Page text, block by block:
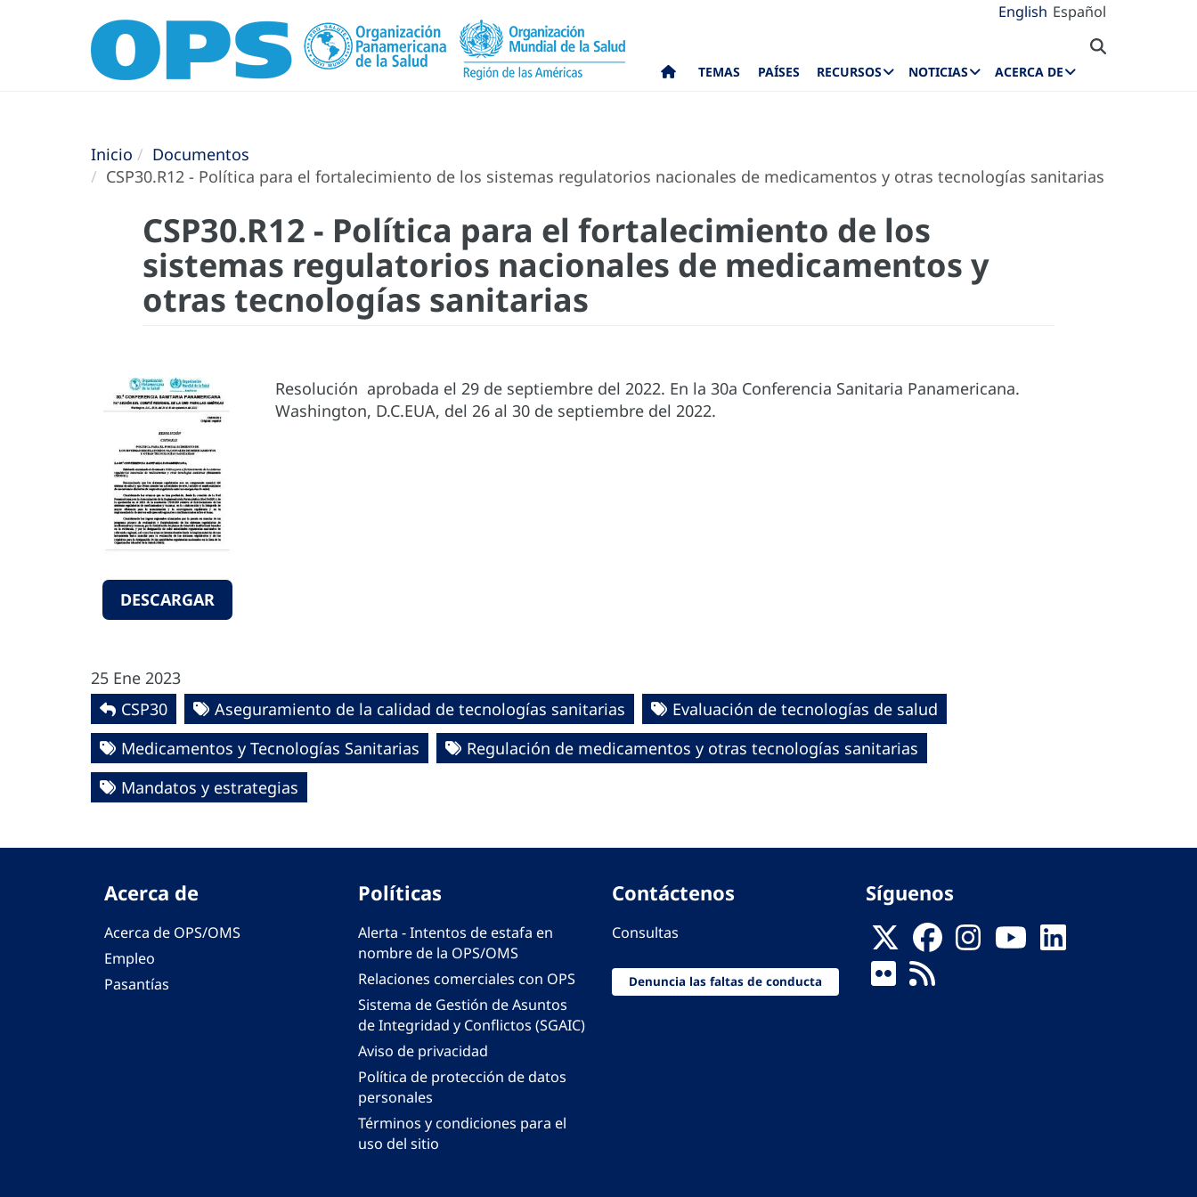
English Español
TEMAS PAÍSES RECURSOS NOTICIAS ACERCA DE
Inicio
Documentos
CSP30.R12 - Política para el fortalecimiento de los sistemas regulatorios nacionales de medicamentos y otras tecnologías sanitarias
CSP30.R12 - Política para el fortalecimiento de los
sistemas regulatorios nacionales de medicamentos y
otras tecnologías sanitarias
DESCARGAR
Resolución aprobada el 29 de septiembre del 2022. En la 30a Conferencia Sanitaria Panamericana.
Washington, D.C.EUA, del 26 al 30 de septiembre del 2022.
25 Ene 2023
CSP30
Aseguramiento de la calidad de tecnologías sanitarias
Evaluación de tecnologías de salud
Medicamentos y Tecnologías Sanitarias
Regulación de medicamentos y otras tecnologías sanitarias
Mandatos y estrategias
Acerca de
Acerca de OPS/OMS
Empleo
Pasantías
Políticas
Alerta - Intentos de estafa en
nombre de la OPS/OMS
Relaciones comerciales con OPS
Sistema de Gestión de Asuntos
de Integridad y Conflictos (SGAIC)
Aviso de privacidad
Política de protección de datos
personales
Términos y condiciones para el
uso del sitio
Contáctenos
Consultas
Denuncia las faltas de conducta
Síguenos